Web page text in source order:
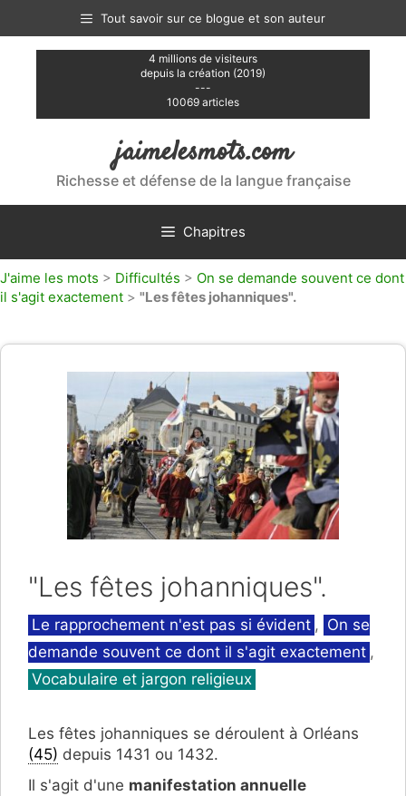
contenu
Tout savoir sur ce blogue et son auteur
4 millions de visiteurs
depuis la création (2019)
---
10069 articles
jaimelesmots.com
Richesse et défense de la langue française
Chapitres
J'aime les mots > Difficultés > On se demande souvent ce dont
il s'agit exactement > "Les fêtes johanniques".
"Les fêtes johanniques".
Catégories
Le rapprochement n'est pas si évident , On se
demande souvent ce dont il s'agit exactement ,
Vocabulaire et jargon religieux
Les fêtes johanniques se déroulent à Orléans
(45) depuis 1431 ou 1432.
Il s'agit d'une manifestation annuelle